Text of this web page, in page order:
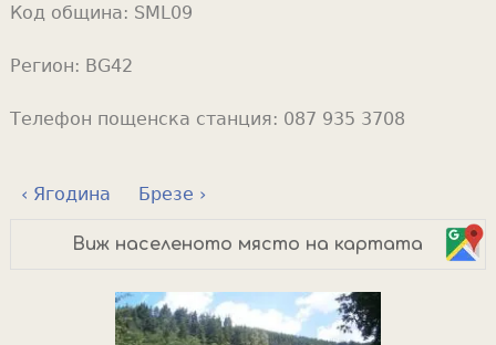
Код община: SML09
Регион: BG42
Телефон пощенска станция: 087 935 3708
‹ Ягодина Брезе ›
Виж населеното място на картата